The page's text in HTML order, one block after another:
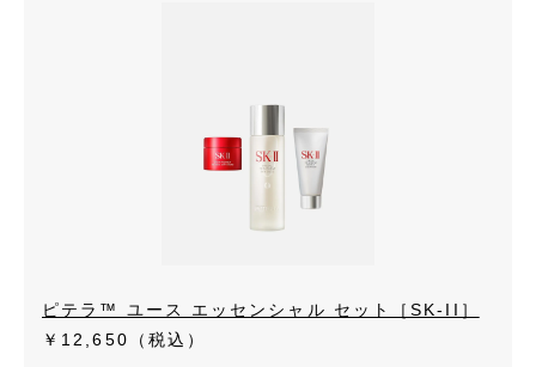
ピテラ™ ユース エッセンシャル セット［SK-II］
￥12,650（税込）